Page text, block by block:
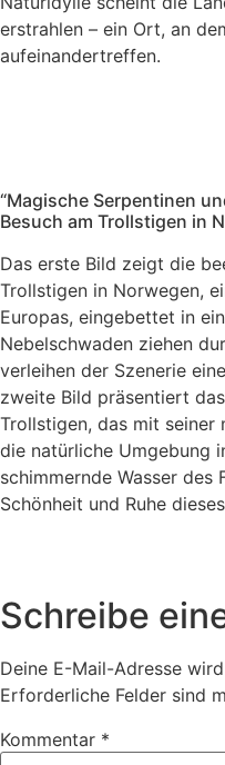
erstrahlen – ein Ort, an
aufeinandertreffen.
“Magische Serpentinen
Besuch am Trollstigen in
Das erste Bild zeigt die
Trollstigen in Norwegen,
Europas, eingebettet in
Nebelschwaden ziehen
verleihen der Szenerie
zweite Bild präsentiert
Trollstigen, das mit
die natürliche Umgebung
schimmernde Wasser des
Schönheit und Ruhe
Schreibe
Deine E-Mail-Adresse
Erforderliche Felder sind
Kommentar *